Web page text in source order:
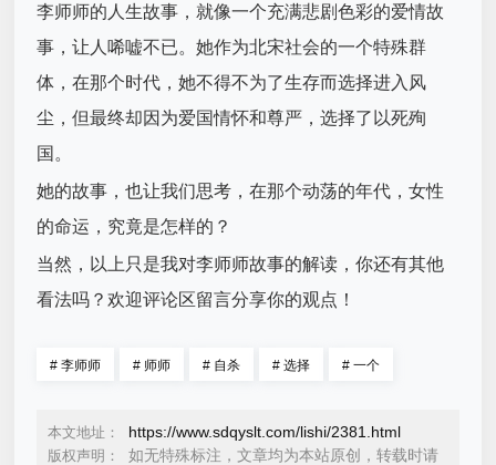
李师师的人生故事，就像一个充满悲剧色彩的爱情故
事，让人唏嘘不已。她作为北宋社会的一个特殊群
体，在那个时代，她不得不为了生存而选择进入风
尘，但最终却因为爱国情怀和尊严，选择了以死殉
国。
她的故事，也让我们思考，在那个动荡的年代，女性
的命运，究竟是怎样的？
当然，以上只是我对李师师故事的解读，你还有其他
看法吗？欢迎评论区留言分享你的观点！
# 李师师 # 师师 # 自杀 # 选择 # 一个
本文地址： https://www.sdqyslt.com/lishi/2381.html
版权声明：
如无特殊标注，文章均为本站原创，转载时请